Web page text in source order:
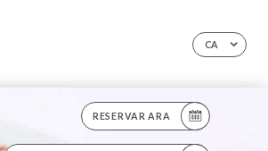
CA
RESERVAR ARA